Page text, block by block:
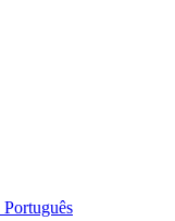
Português